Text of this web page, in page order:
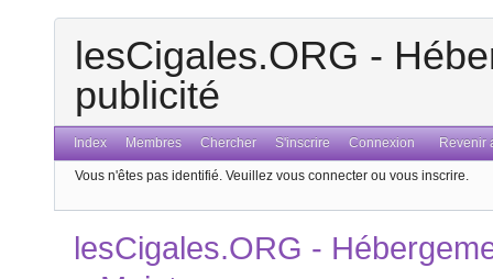
lesCigales.ORG -
publicité
Index Membres Chercher S'inscrire Connexion Revenir
Vous n'êtes pas identifié. Veuillez vous connecter ou vous inscrire.
lesCigales.ORG -